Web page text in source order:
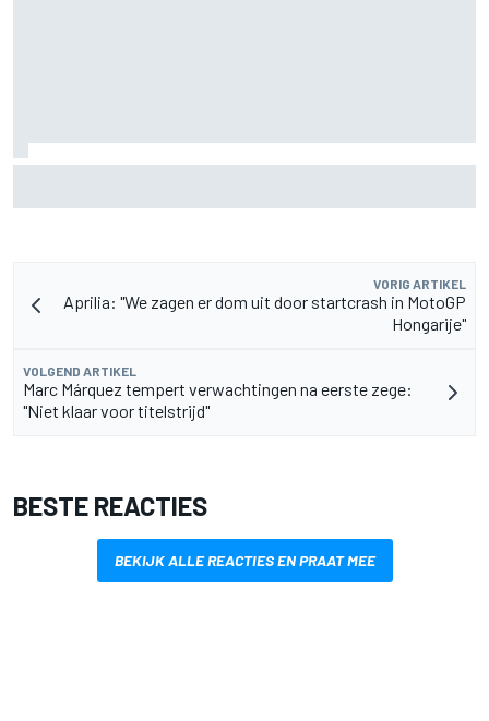
VORIG ARTIKEL
Aprilia: "We zagen er dom uit door startcrash in MotoGP
Hongarije"
VOLGEND ARTIKEL
Marc Márquez tempert verwachtingen na eerste zege:
"Niet klaar voor titelstrijd"
BESTE REACTIES
BEKIJK ALLE REACTIES EN PRAAT MEE